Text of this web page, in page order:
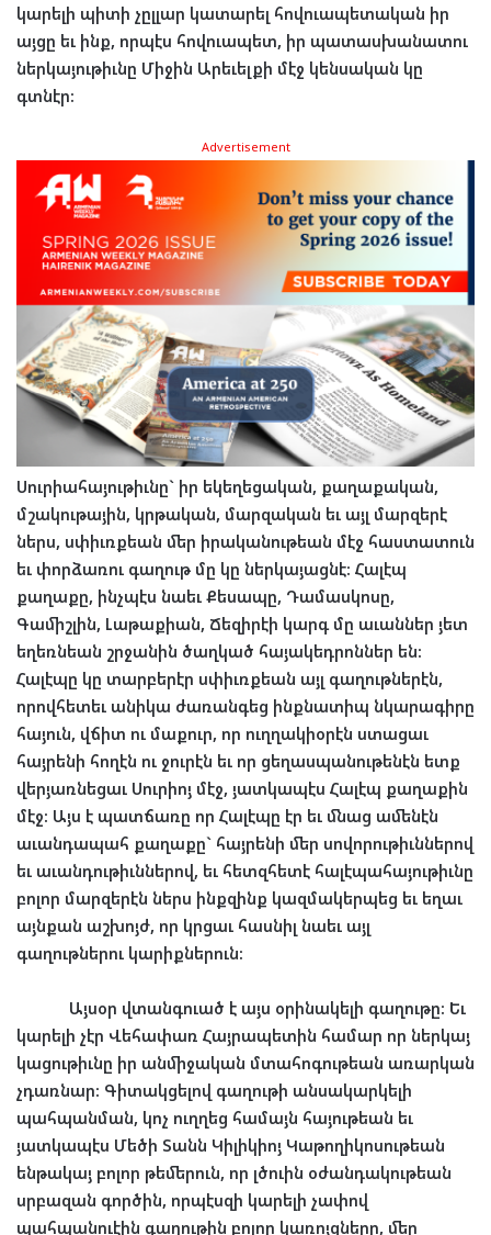
կարելի պիտի չըլլար կատարել հովուապետական իր
այցը եւ ինք, որպէս հովուապետ, իր պատասխանատու
ներկայութիւնը Միջին Արեւելքի մէջ կենսական կը
գտնէր:
Advertisement
Սուրիահայութիւնը` իր եկեղեցական, քաղաքական,
մշակութային, կրթական, մարզական եւ այլ մարզերէ
ներս, սփիւռքեան մեր իրականութեան մէջ հաստատուն
եւ փորձառու գաղութ մը կը ներկայացնէ: Հալէպ
քաղաքը, ինչպէս նաեւ Քեսապը, Դամասկոսը,
Գամիշլին, Լաթաքիան, Ճեզիրէի կարգ մը աւաններ յետ
եղեռնեան շրջանին ծաղկած հայակեդրոններ են:
Հալէպը կը տարբերէր սփիւռքեան այլ գաղութներէն,
որովհետեւ անիկա ժառանգեց ինքնատիպ նկարագիրը
հայուն, վճիտ ու մաքուր, որ ուղղակիօրէն ստացաւ
հայրենի հողէն ու ջուրէն եւ որ ցեղասպանութենէն ետք
վերյառնեցաւ Սուրիոյ մէջ, յատկապէս Հալէպ քաղաքին
մէջ: Այս է պատճառը որ Հալէպը էր եւ մնաց ամենէն
աւանդապահ քաղաքը` հայրենի մեր սովորութիւններով
եւ աւանդութիւններով, եւ հետզհետէ հալէպահայութիւնը
բոլոր մարզերէն ներս ինքզինք կազմակերպեց եւ եղաւ
այնքան աշխոյժ, որ կրցաւ հասնիլ նաեւ այլ
գաղութներու կարիքներուն:
Այսօր վտանգուած է այս օրինակելի գաղութը: Եւ
կարելի չէր Վեհափառ Հայրապետին համար որ ներկայ
կացութիւնը իր անմիջական մտահոգութեան առարկան
չդառնար: Գիտակցելով գաղութի անսակարկելի
պահպանման, կոչ ուղղեց համայն հայութեան եւ
յատկապէս Մեծի Տանն Կիլիկիոյ Կաթողիկոսութեան
ենթակայ բոլոր թեմերուն, որ լծուին օժանդակութեան
սրբազան գործին, որպէսզի կարելի չափով
պահպանուէին գաղութին բոլոր կառոյցները, մեր